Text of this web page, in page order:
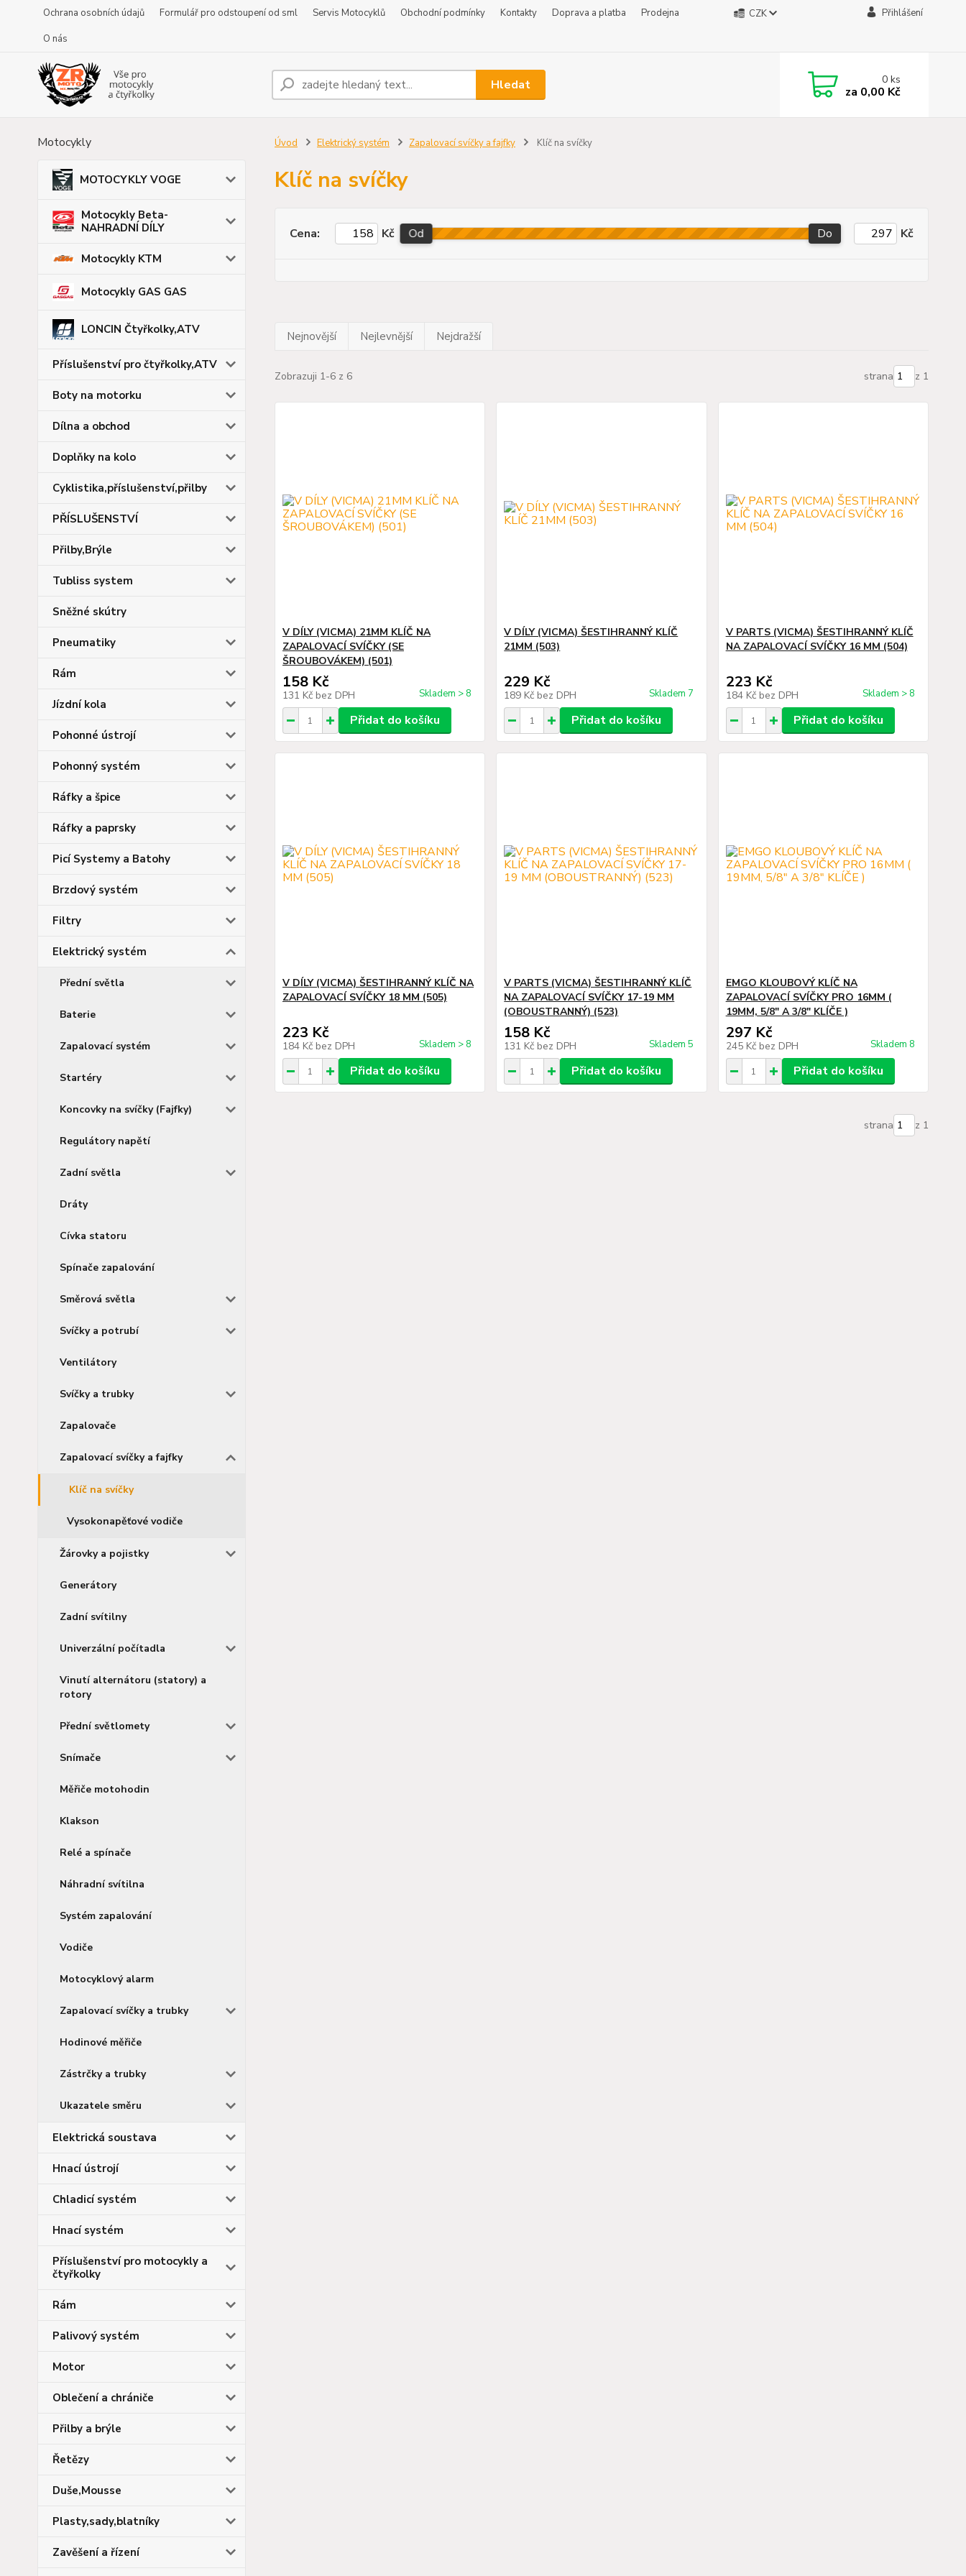
Ochrana osobních údajů Formulář pro odstoupení od sml Servis Motocyklů Obchodní podmínky Kontakty Doprava a platba
Prodejna
O nás
CZK Přihlášení
Hledat 0ks
za 0,00 Kč
Motocykly
MOTOCYKLY VOGE
Motocykly Beta-
NAHRADNÍ DÍLY
Motocykly KTM
Motocykly GAS GAS
LONCIN Čtyřkolky,ATV
Příslušenství pro čtyřkolky,ATV
Boty na motorku
Dílna a obchod
Doplňky na kolo
Cyklistika,příslušenství,přilby
PŘÍSLUŠENSTVÍ
Přilby,Brýle
Tubliss system
Sněžné skútry
Pneumatiky
Rám
Jízdní kola
Pohonné ústrojí
Pohonný systém
Ráfky a špice
Ráfky a paprsky
Picí Systemy a Batohy
Brzdový systém
Filtry
Elektrický systém
Přední světla
Baterie
Zapalovací systém
Startéry
Koncovky na svíčky (Fajfky)
Regulátory napětí
Zadní světla
Dráty
Cívka statoru
Spínače zapalování
Směrová světla
Svíčky a potrubí
Ventilátory
Svíčky a trubky
Zapalovače
Zapalovací svíčky a fajfky
Klíč na svíčky
Vysokonapěťové vodiče
Žárovky a pojistky
Generátory
Zadní svítilny
Univerzální počítadla
Vinutí alternátoru (statory) a
rotory
Přední světlomety
Snímače
Měřiče motohodin
Klakson
Relé a spínače
Náhradní svítilna
Systém zapalování
Vodiče
Motocyklový alarm
Zapalovací svíčky a trubky
Hodinové měřiče
Zástrčky a trubky
Ukazatele směru
Elektrická soustava
Hnací ústrojí
Chladicí systém
Hnací systém
Příslušenství pro motocykly a
čtyřkolky
Rám
Palivový systém
Motor
Oblečení a chrániče
Přilby a brýle
Řetězy
Duše,Mousse
Plasty,sady,blatníky
Zavěšení a řízení
Úvod Elektrický systém Zapalovací svíčky a fajfky Klíč na svíčky
Klíč na svíčky
Cena: Kč Od Do Kč
Nejnovější Nejlevnější Nejdražší
Zobrazuji 1-6 z 6 strana z 1
V DÍLY (VICMA) 21MM KLÍČ NA
ZAPALOVACÍ SVÍČKY (SE
ŠROUBOVÁKEM) (501)
158 Kč
131 Kč bez DPH Skladem > 8
Přidat do košíku
V DÍLY (VICMA) ŠESTIHRANNÝ KLÍČ
21MM (503)
229 Kč
189 Kč bez DPH Skladem 7
Přidat do košíku
V PARTS (VICMA) ŠESTIHRANNÝ KLÍČ
NA ZAPALOVACÍ SVÍČKY 16 MM (504)
223 Kč
184 Kč bez DPH Skladem > 8
Přidat do košíku
V DÍLY (VICMA) ŠESTIHRANNÝ KLÍČ NA
ZAPALOVACÍ SVÍČKY 18 MM (505)
223 Kč
184 Kč bez DPH Skladem > 8
Přidat do košíku
V PARTS (VICMA) ŠESTIHRANNÝ KLÍČ
NA ZAPALOVACÍ SVÍČKY 17-19 MM
(OBOUSTRANNÝ) (523)
158 Kč
131 Kč bez DPH Skladem 5
Přidat do košíku
EMGO KLOUBOVÝ KLÍČ NA
ZAPALOVACÍ SVÍČKY PRO 16MM (
19MM, 5/8" A 3/8" KLÍČE )
297 Kč
245 Kč bez DPH Skladem 8
Přidat do košíku
strana z 1